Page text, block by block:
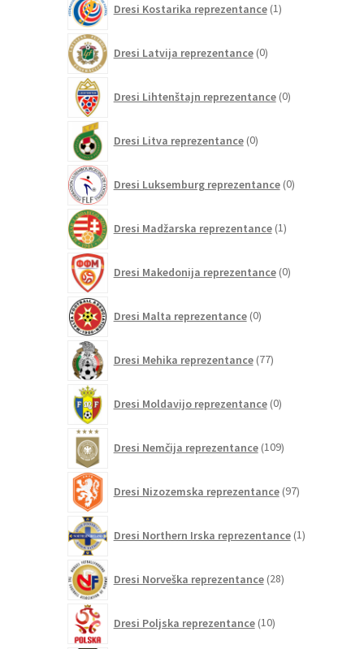
Dresi Kostarika reprezentance 1izdelek
Dresi Latvija reprezentance 0izdelkov
Dresi Lihtenštajn reprezentance 0izdelkov
Dresi Litva reprezentance 0izdelkov
Dresi Luksemburg reprezentance 0izdelkov
Dresi Madžarska reprezentance 1izdelek
Dresi Makedonija reprezentance 0izdelkov
Dresi Malta reprezentance 0izdelkov
Dresi Mehika reprezentance 77izdelkov
Dresi Moldavijo reprezentance 0izdelkov
Dresi Nemčija reprezentance 109izdelkov
Dresi Nizozemska reprezentance 97izdelkov
Dresi Northern Irska reprezentance 1izdelek
Dresi Norveška reprezentance 28izdelkov
Dresi Poljska reprezentance 10izdelkov